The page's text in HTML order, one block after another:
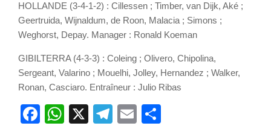
HOLLANDE (3-4-1-2) : Cillessen ; Timber, van Dijk, Aké ;
Geertruida, Wijnaldum, de Roon, Malacia ; Simons ;
Weghorst, Depay. Manager : Ronald Koeman
GIBILTERRA (4-3-3) : Coleing ; Olivero, Chipolina,
Sergeant, Valarino ; Mouelhi, Jolley, Hernandez ; Walker,
Ronan, Casciaro. Entraîneur : Julio Ribas
Facebook
WhatsApp
X Telegram
Email